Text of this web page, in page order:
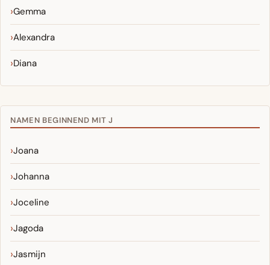
Gemma
Alexandra
Diana
NAMEN BEGINNEND MIT J
Joana
Johanna
Joceline
Jagoda
Jasmijn